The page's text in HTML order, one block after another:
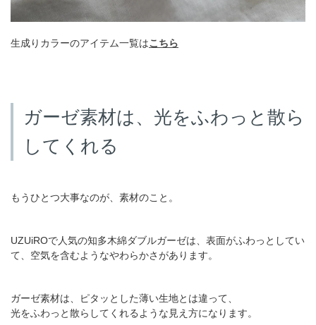
生成りカラーのアイテム一覧はこちら
ガーゼ素材は、光をふわっと散ら
してくれる
もうひとつ大事なのが、素材のこと。
UZUiROで人気の知多木綿ダブルガーゼは、表面がふわっとしてい
て、空気を含むようなやわらかさがあります。
ガーゼ素材は、ピタッとした薄い生地とは違って、
光をふわっと散らしてくれるような見え方になります。